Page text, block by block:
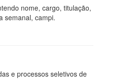
nome, cargo, titulação,
semanal, campi.
e processos seletivos de